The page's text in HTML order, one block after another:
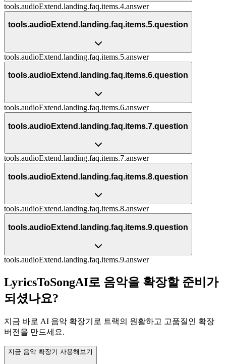
tools.audioExtend.landing.faq.items.4.answer
tools.audioExtend.landing.faq.items.5.question
tools.audioExtend.landing.faq.items.5.answer
tools.audioExtend.landing.faq.items.6.question
tools.audioExtend.landing.faq.items.6.answer
tools.audioExtend.landing.faq.items.7.question
tools.audioExtend.landing.faq.items.7.answer
tools.audioExtend.landing.faq.items.8.question
tools.audioExtend.landing.faq.items.8.answer
tools.audioExtend.landing.faq.items.9.question
tools.audioExtend.landing.faq.items.9.answer
LyricsToSongAI로 음악을 확장할 준비가
되셨나요?
지금 바로 AI 음악 확장기로 트랙의 원활하고 고품질인 확장
버전을 만드세요.
지금 음악 확장기 사용해보기